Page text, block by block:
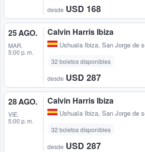
desde USD 168
25 AGO.
MAR.
5:00 p. m.
Calvin Harris Ibiza
Ushuaïa Ibiza, San Jorge de
32 boletos disponibles
desde USD 287
28 AGO.
VIE.
5:00 p. m.
Calvin Harris Ibiza
Ushuaïa Ibiza, San Jorge de
32 boletos disponibles
desde USD 287